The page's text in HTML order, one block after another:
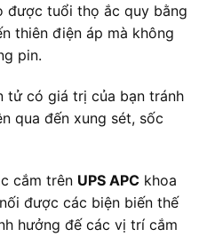
được tuổi thọ ắc quy bằng
thiên điện áp mà không
pin.
tử có giá trị của bạn tránh
qua đến xung sét, sốc
cắm trên UPS APC khoa
được các biện biến thế
hưởng đế các vị trí cắm